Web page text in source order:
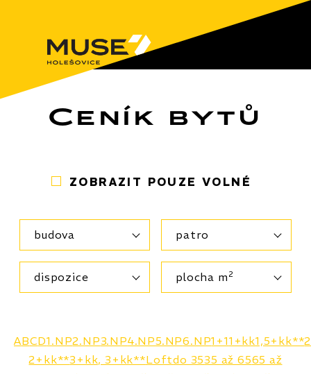
Ceník bytů
ZOBRAZIT POUZE VOLNÉ
budova patro
dispozice plocha m 2
ABCD1.NP2.NP3.NP4.NP5.NP6.NP1+11+kk1,5+kk**
2+kk**3+kk, 3+kk**Loftdo 3535 až 6565 až